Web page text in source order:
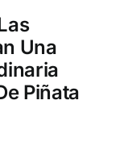
Una
Piñata